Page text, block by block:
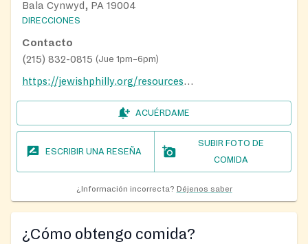
Bala Cynwyd, PA 19004
DIRECCIONES
Contacto
(215) 832-0815 (Jue 1pm–6pm)
https://jewishphilly.org/resources/mitzvah-food-program/
ACUÉRDAME
ESCRIBIR UNA RESEÑA
SUBIR FOTO DE
COMIDA
¿Información incorrecta? Déjenos saber
¿Cómo obtengo comida?